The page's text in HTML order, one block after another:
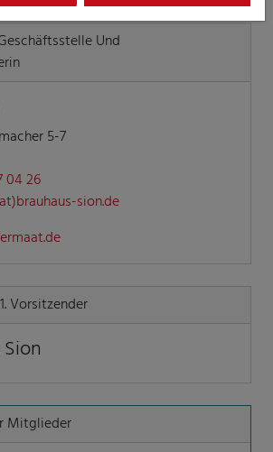
Und
5-7
04 26
sion.de
Vorsitzender
Mitglieder